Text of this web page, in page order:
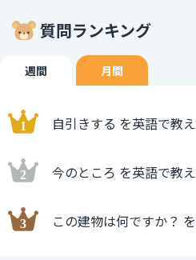
質問ランキング
週間 月間
自引きする を英語で教
今のところ を英語で教
この建物は何ですか？